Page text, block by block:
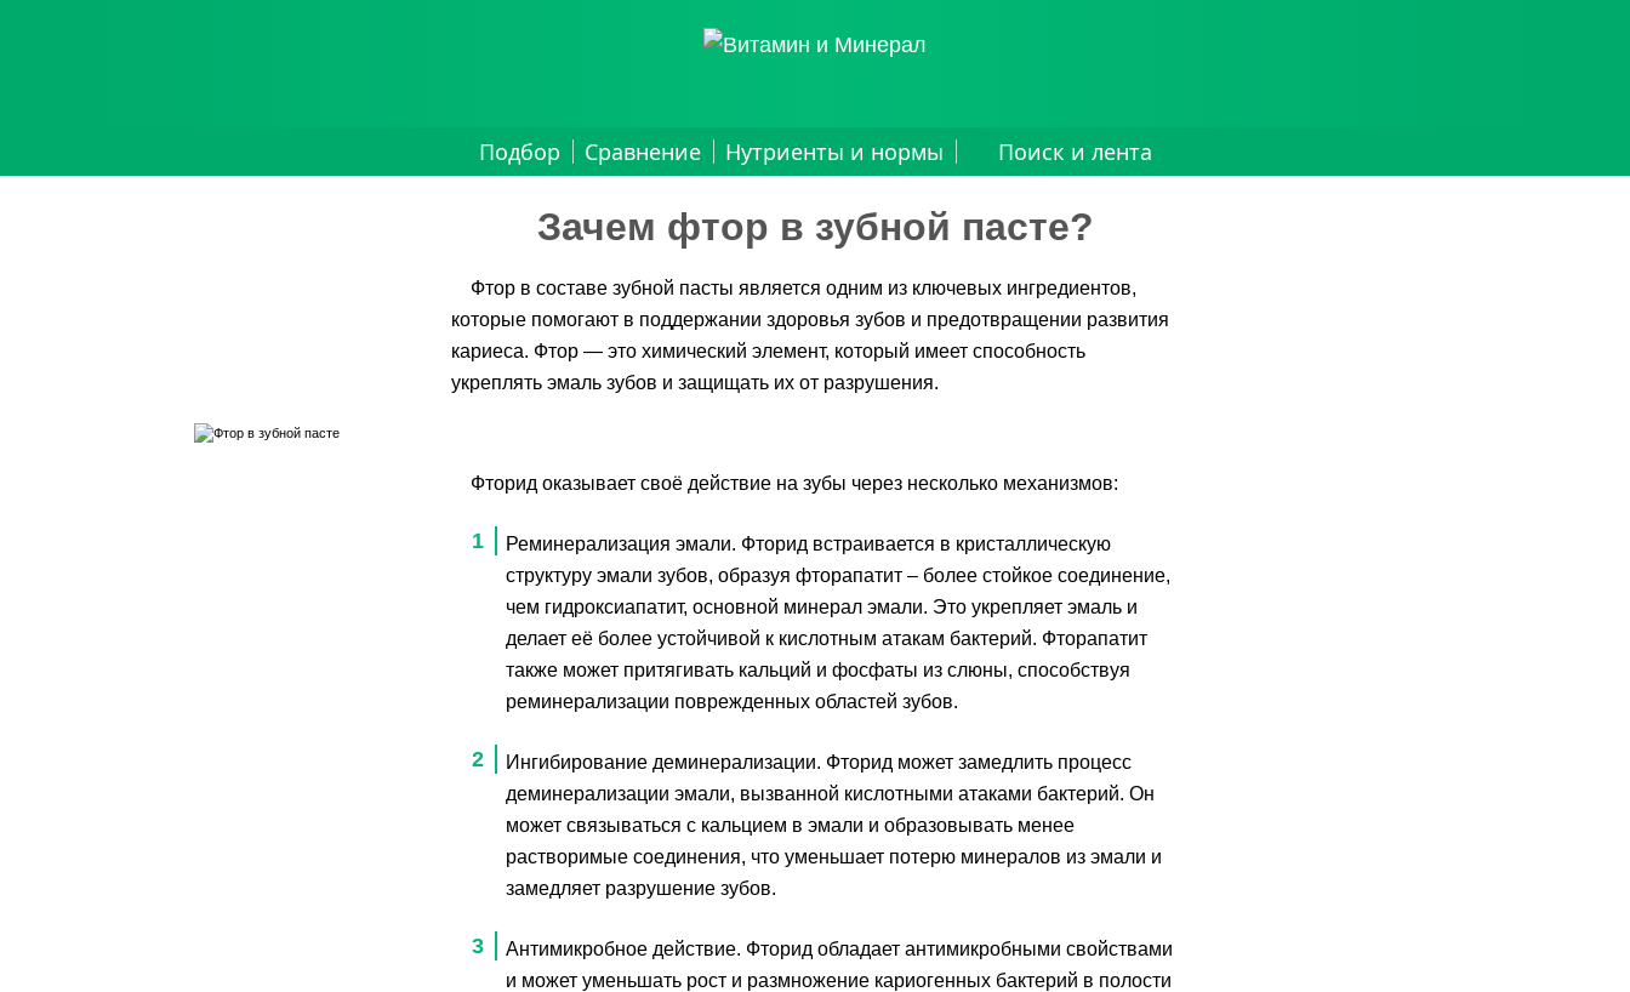
Подбор Сравнение Нутриенты и нормы Поиск и лента
Зачем фтор в зубной пасте?
Фтор в составе зубной пасты является одним из ключевых ингредиентов,
которые помогают в поддержании здоровья зубов и предотвращении развития
кариеса. Фтор — это химический элемент, который имеет способность
укреплять эмаль зубов и защищать их от разрушения.
Фторид оказывает своё действие на зубы через несколько механизмов:
Реминерализация эмали. Фторид встраивается в кристаллическую
структуру эмали зубов, образуя фторапатит – более стойкое соединение,
чем гидроксиапатит, основной минерал эмали. Это укрепляет эмаль и
делает её более устойчивой к кислотным атакам бактерий. Фторапатит
также может притягивать кальций и фосфаты из слюны, способствуя
реминерализации поврежденных областей зубов.
Ингибирование деминерализации. Фторид может замедлить процесс
деминерализации эмали, вызванной кислотными атаками бактерий. Он
может связываться с кальцием в эмали и образовывать менее
растворимые соединения, что уменьшает потерю минералов из эмали и
замедляет разрушение зубов.
Антимикробное действие. Фторид обладает антимикробными свойствами
и может уменьшать рост и размножение кариогенных бактерий в полости